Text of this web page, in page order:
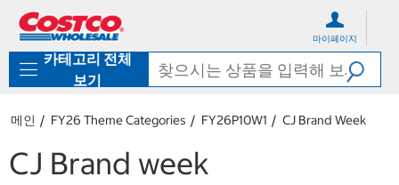
로
기
가
마이페이지
카테고리 전체
보기
메인 FY26 Theme Categories FY26P10W1 CJ Brand Week
CJ Brand week